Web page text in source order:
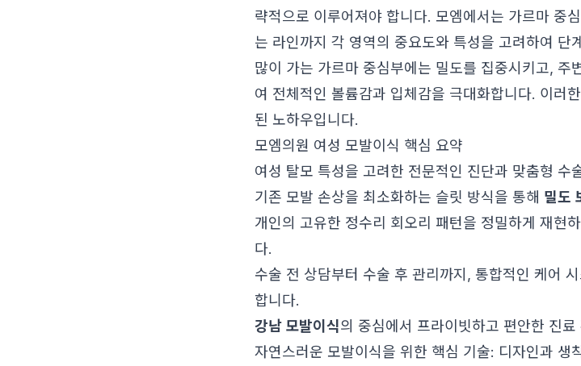
략적으로 이루어져야 합니다. 모엠에서는 가르마 중
는 라인까지 각 영역의 중요도와 특성을 고려하여 단
많이 가는 가르마 중심부에는 밀도를 집중시키고, 주
여 전체적인 볼륨감과 입체감을 극대화합니다. 이러
된 노하우입니다.
모엠의원 여성 모발이식 핵심 요약
여성 탈모 특성을 고려한 전문적인 진단과 맞춤형 수
기존 모발 손상을 최소화하는 슬릿 방식을 통해 밀도
개인의 고유한 정수리 회오리 패턴을 정밀하게 재현하
다.
수술 전 상담부터 수술 후 관리까지, 통합적인 케어
합니다.
강남 모발이식의 중심에서 프라이빗하고 편안한 진
자연스러운 모발이식을 위한 핵심 기술: 디자인과 생